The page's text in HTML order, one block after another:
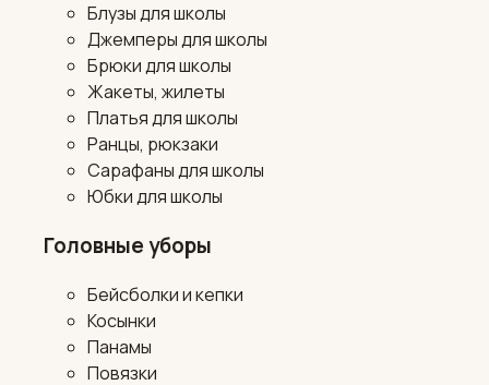
Блузы для школы
Джемперы для школы
Брюки для школы
Жакеты, жилеты
Платья для школы
Ранцы, рюкзаки
Сарафаны для школы
Юбки для школы
Головные уборы
Бейсболки и кепки
Косынки
Панамы
Повязки